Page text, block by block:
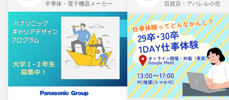
半導体・電子機器メーカー 百貨店・アパレル小売